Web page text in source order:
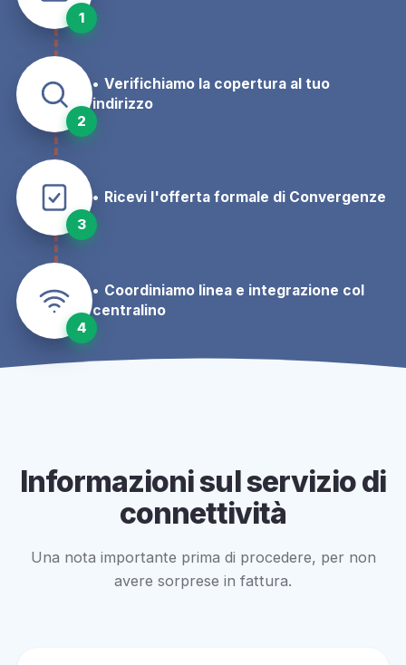
1
2
Verifichiamo la copertura al tuo
indirizzo
3
Ricevi l'offerta formale di Convergenze
4
Coordiniamo linea e integrazione col
centralino
Informazioni sul servizio di
connettività
Una nota importante prima di procedere, per non
avere sorprese in fattura.